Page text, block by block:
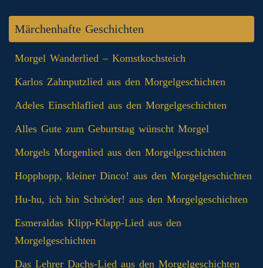
Märchenhafte Geschichten
Morgel Wanderlied – Komstkochsteich
Karlos Zahnputzlied aus den Morgelgeschichten
Adeles Einschlaflied aus den Morgelgeschichten
Alles Gute zum Geburtstag wünscht Morgel
Morgels Morgenlied aus den Morgelgeschichten
Hopphopp, kleiner Dinco! aus den Morgelgeschichten
Hu-hu, ich bin Schröder! aus den Morgelgeschichten
Esmeraldas Klipp‑Klapp‑Lied aus den
Morgelgeschichten
Das Lehrer Dachs-Lied aus den Morgelgeschichten